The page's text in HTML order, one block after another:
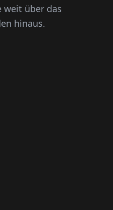
zuüber das
hinaus.